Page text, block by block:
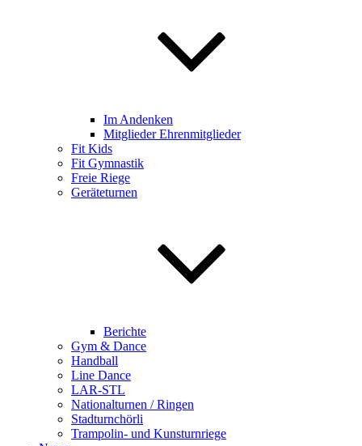
Im Andenken
Mitglieder Ehrenmitglieder
Fit Kids
Fit Gymnastik
Freie Riege
Geräteturnen
Berichte
Gym & Dance
Handball
Line Dance
LAR-STL
Nationalturnen / Ringen
Stadturnchörli
Trampolin- und Kunsturnriege